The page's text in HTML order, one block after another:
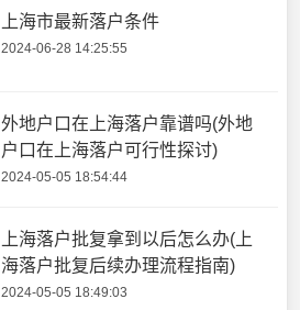
上海市最新落户条件
2024-06-28 14:25:55
外地户口在上海落户靠谱吗(外地
户口在上海落户可行性探讨)
2024-05-05 18:54:44
上海落户批复拿到以后怎么办(上
海落户批复后续办理流程指南)
2024-05-05 18:49:03